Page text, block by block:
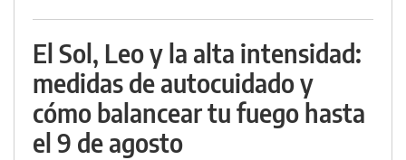
El Sol, Leo y la alta intensidad:
medidas de autocuidado y
cómo balancear tu fuego hasta
el 9 de agosto